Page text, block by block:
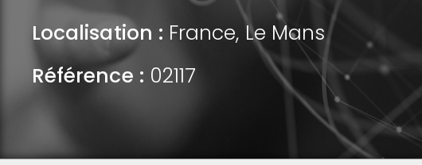
Localisation : France, Le Mans
Référence : 02117